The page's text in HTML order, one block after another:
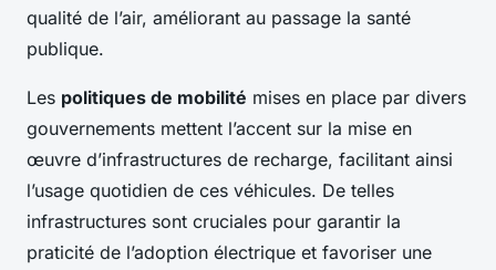
qualité de l’air, améliorant au passage la santé
publique.
Les politiques de mobilité mises en place par divers
gouvernements mettent l’accent sur la mise en
œuvre d’infrastructures de recharge, facilitant ainsi
l’usage quotidien de ces véhicules. De telles
infrastructures sont cruciales pour garantir la
praticité de l’adoption électrique et favoriser une